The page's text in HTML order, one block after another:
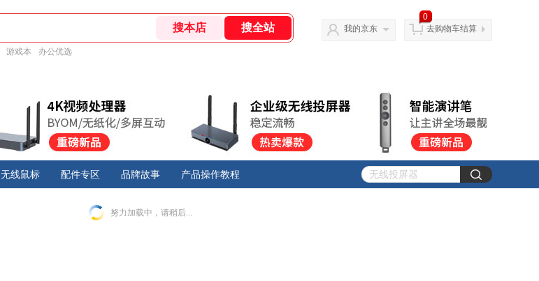
游戏本 办公优选
我的京东
0
去购物车结算
无线鼠标 配件专区 品牌故事 产品操作教程
努力加载中，请稍后...